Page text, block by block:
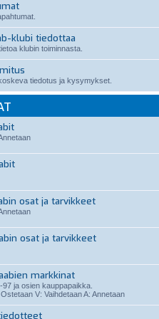
klubi tiedottaa
klubin toiminnasta.
tiedotus ja kysymykset.
osat ja tarvikkeet
osat ja tarvikkeet
markkinat
97 ja osien kauppapaikka.
V: Vaihdetaan A: Annetaan